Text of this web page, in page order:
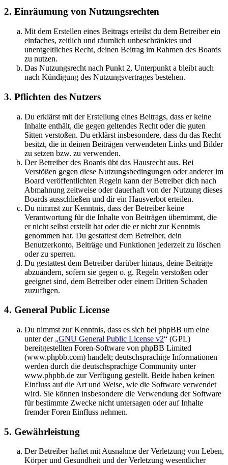
2. Einräumung von Nutzungsrechten
Mit dem Erstellen eines Beitrags erteilst du dem Betreiber ein
einfaches, zeitlich und räumlich unbeschränktes und
unentgeltliches Recht, deinen Beitrag im Rahmen des Boards
zu nutzen.
Das Nutzungsrecht nach Punkt 2, Unterpunkt a bleibt auch
nach Kündigung des Nutzungsvertrages bestehen.
3. Pflichten des Nutzers
Du erklärst mit der Erstellung eines Beitrags, dass er keine
Inhalte enthält, die gegen geltendes Recht oder die guten
Sitten verstoßen. Du erklärst insbesondere, dass du das Recht
besitzt, die in deinen Beiträgen verwendeten Links und Bilder
zu setzen bzw. zu verwenden.
Der Betreiber des Boards übt das Hausrecht aus. Bei
Verstößen gegen diese Nutzungsbedingungen oder anderer im
Board veröffentlichten Regeln kann der Betreiber dich nach
Abmahnung zeitweise oder dauerhaft von der Nutzung dieses
Boards ausschließen und dir ein Hausverbot erteilen.
Du nimmst zur Kenntnis, dass der Betreiber keine
Verantwortung für die Inhalte von Beiträgen übernimmt, die
er nicht selbst erstellt hat oder die er nicht zur Kenntnis
genommen hat. Du gestattest dem Betreiber, dein
Benutzerkonto, Beiträge und Funktionen jederzeit zu löschen
oder zu sperren.
Du gestattest dem Betreiber darüber hinaus, deine Beiträge
abzuändern, sofern sie gegen o. g. Regeln verstoßen oder
geeignet sind, dem Betreiber oder einem Dritten Schaden
zuzufügen.
4. General Public License
Du nimmst zur Kenntnis, dass es sich bei phpBB um eine
unter der „GNU General Public License v2“ (GPL)
bereitgestellten Foren-Software von phpBB Limited
(www.phpbb.com) handelt; deutschsprachige Informationen
werden durch die deutschsprachige Community unter
www.phpbb.de zur Verfügung gestellt. Beide haben keinen
Einfluss auf die Art und Weise, wie die Software verwendet
wird. Sie können insbesondere die Verwendung der Software
für bestimmte Zwecke nicht untersagen oder auf Inhalte
fremder Foren Einfluss nehmen.
5. Gewährleistung
Der Betreiber haftet mit Ausnahme der Verletzung von Leben,
Körper und Gesundheit und der Verletzung wesentlicher